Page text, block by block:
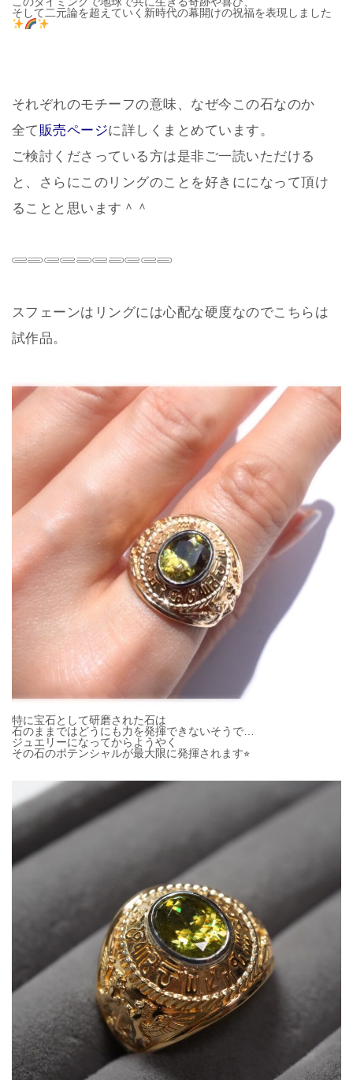
そして二元論を超えていく新時代の幕開けの祝福を表現しました
それぞれのモチーフの意味、なぜ今この石なのか
全て販売ページに詳しくまとめています。
ご検討くださっている方は是非ご一読いただける
と、さらにこのリングのことを好きにになって頂け
ることと思います＾＾
𓄲𓄳𓄲𓄲𓄳𓄲𓄳𓄲𓄲𓄳
スフェーンはリングには心配な硬度なのでこちらは
試作品。
特に宝石として研磨された石は
石のままではどうにも力を発揮できないそうで…
ジュエリーになってからようやく
その石のポテンシャルが最大限に発揮されます⭐︎